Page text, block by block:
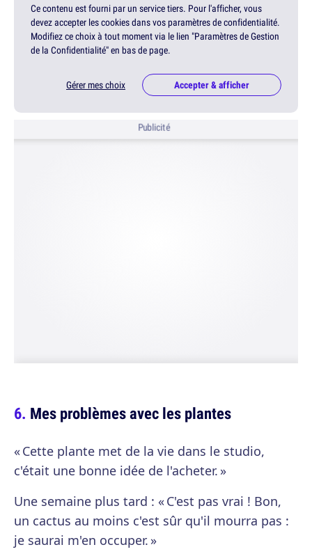
Ce contenu est fourni par un service tiers. Pour l'afficher, vous
devez accepter les cookies dans vos paramètres de confidentialité.
Modifiez ce choix à tout moment via le lien "Paramètres de Gestion
de la Confidentialité" en bas de page.
Gérer mes choix Accepter & afficher
Publicité
Mes problèmes avec les plantes
« Cette plante met de la vie dans le studio,
c'était une bonne idée de l'acheter. »
Une semaine plus tard : « C'est pas vrai ! Bon,
un cactus au moins c'est sûr qu'il mourra pas :
je saurai m'en occuper. »